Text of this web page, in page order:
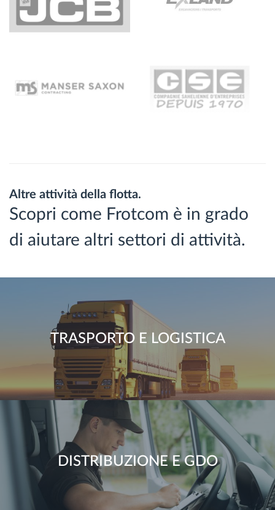
Altre attività della flotta.
Scopri come Frotcom è in grado
di aiutare altri settori di attività.
TRASPORTO E LOGISTICA
DISTRIBUZIONE E GDO